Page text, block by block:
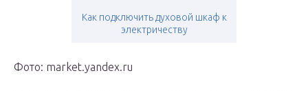
Как подключить духовой шкаф к
электричеству
Фото: market.yandex.ru